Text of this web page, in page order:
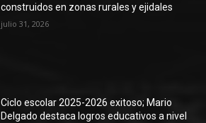
construidos en zonas rurales y ejidales
julio 31, 2026
Ciclo escolar 2025-2026 exitoso; Mario
Delgado destaca logros educativos a nivel